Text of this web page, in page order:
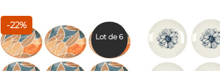
-22%
Lot de 6